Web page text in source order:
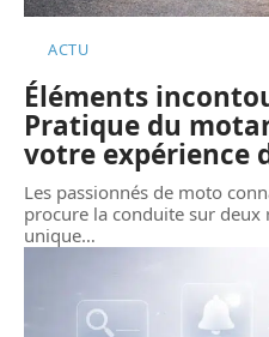
ACTU
Éléments
Pratique du
votre expérience
Les passionnés de moto
procure la conduite sur deux
unique…